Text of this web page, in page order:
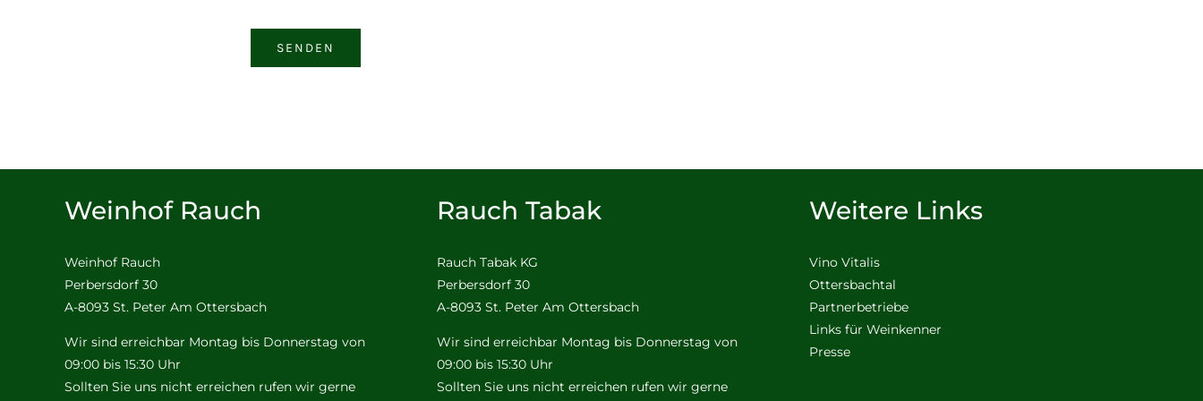
SENDEN
Weinhof Rauch
Weinhof Rauch
Perbersdorf 30
A-8093 St. Peter Am Ottersbach
Wir sind erreichbar Montag bis Donnerstag von
09:00 bis 15:30 Uhr
Sollten Sie uns nicht erreichen rufen wir gerne
Rauch Tabak
Rauch Tabak KG
Perbersdorf 30
A-8093 St. Peter Am Ottersbach
Wir sind erreichbar Montag bis Donnerstag von
09:00 bis 15:30 Uhr
Sollten Sie uns nicht erreichen rufen wir gerne
Weitere Links
Vino Vitalis
Ottersbachtal
Partnerbetriebe
Links für Weinkenner
Presse